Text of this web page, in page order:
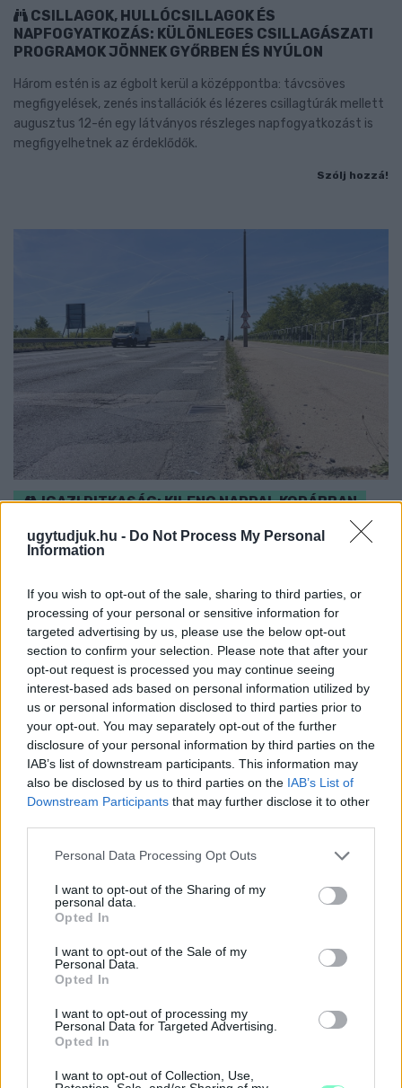
ugytudjuk.hu - Do Not Process My Personal
Information
If you wish to opt-out of the sale, sharing to third parties, or
processing of your personal or sensitive information for
targeted advertising by us, please use the below opt-out
section to confirm your selection. Please note that after your
opt-out request is processed you may continue seeing
interest-based ads based on personal information utilized by
us or personal information disclosed to third parties prior to
your opt-out. You may separately opt-out of the further
disclosure of your personal information by third parties on the
IAB’s list of downstream participants. This information may
also be disclosed by us to third parties on the IAB’s List of
Downstream Participants that may further disclose it to other
Please note that this website/app uses one or more Google
not limited to your visit or usage behaviour. You may click to
grant or deny consent to Google and its third-party tags to
use your data for below specified purposes in below Google
consent section.
Personal Data Processing Opt Outs
I want to opt-out of the Sharing of my
personal data.
Opted In
I want to opt-out of the Sale of my
Personal Data.
Opted In
I want to opt-out of processing my
Personal Data for Targeted Advertising.
Opted In
I want to opt-out of Collection, Use,
CSILLAGOK, HULLÓCSILLAGOK ÉS
NAPFOGYATKOZÁS: KÜLÖNLEGES CSILLAGÁSZATI
PROGRAMOK JÖNNEK GYŐRBEN ÉS NYÚLON
Három estén is az égbolt kerül a középpontba: távcsöves
megfigyelések, zenés installációk és lézeres csillagtúrák mellett
augusztus 12-én egy látványos részleges napfogyatkozást is
megfigyelhetnek az érdeklődők.
Szólj hozzá!
IGAZI RITKASÁG: KILENC NAPPAL KORÁBBAN
NYITJÁK MEG A FELÚJÍTÁS ALATT ÁLLÓ HECSEI ÚTI
FELÜLJÁRÓT
az átkelőt, az autóbuszok is visszatérnek eredeti útvonalukra.
Szólj hozzá!
KICSERÉLTÉK A GYŐRI KÓRHÁZBAN
MEGHIBÁSODOTT TRANSZFORMÁTORT
Szólj hozzá!